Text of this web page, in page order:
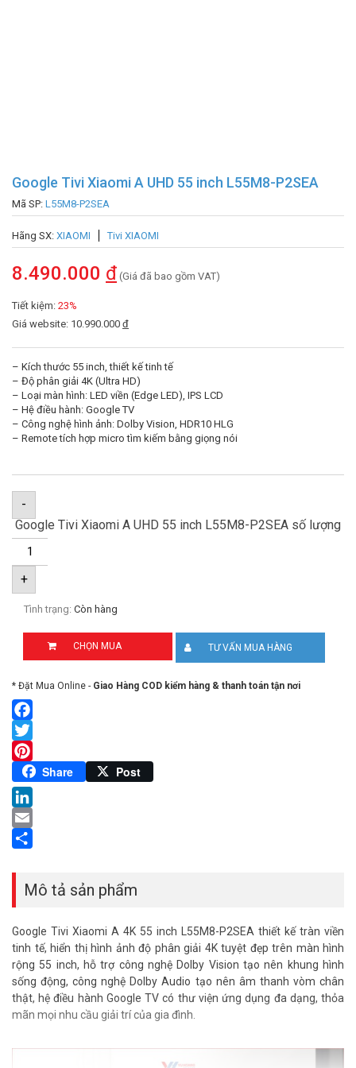
Google Tivi Xiaomi A UHD 55 inch L55M8-P2SEA
Mã SP: L55M8-P2SEA
Hãng SX: XIAOMI Tivi XIAOMI
8.490.000 đ (Giá đã bao gồm VAT)
Tiết kiệm: 23%
Giá website: 10.990.000 đ
– Kích thước 55 inch, thiết kế tinh tế
– Độ phân giải 4K (Ultra HD)
– Loại màn hình: LED viền (Edge LED), IPS LCD
– Hệ điều hành: Google TV
– Công nghệ hình ảnh: Dolby Vision, HDR10 HLG
– Remote tích hợp micro tìm kiếm bằng giọng nói
-
Google Tivi Xiaomi A UHD 55 inch L55M8-P2SEA số lượng
+
Tình trạng: Còn hàng
CHỌN MUA TƯ VẤN MUA HÀNG
* Đặt Mua Online - Giao Hàng COD kiểm hàng & thanh toán tận nơi
Facebook
Twitter
Pinterest
Share Post
LinkedIn
Email
Mô tả sản phẩm
Google Tivi Xiaomi A 4K 55 inch L55M8-P2SEA thiết kế tràn viền
tinh tế, hiển thị hình ảnh độ phân giải 4K tuyệt đẹp trên màn hình
rộng 55 inch, hỗ trợ công nghệ Dolby Vision tạo nên khung hình
sống động, công nghệ Dolby Audio tạo nên âm thanh vòm chân
thật, hệ điều hành Google TV có thư viện ứng dụng đa dạng, thỏa
mãn mọi nhu cầu giải trí của gia đình.